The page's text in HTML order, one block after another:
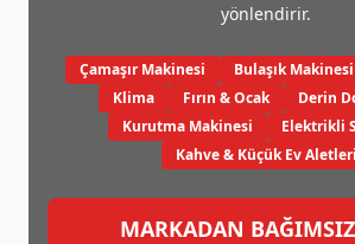
yönlendirir.
Çamaşır Makinesi Bulaşık Makinesi
Klima
Fırın & Ocak
Derin
Kurutma Makinesi
Elektrikli
Kahve & Küçük Ev Aletleri
MARKADAN